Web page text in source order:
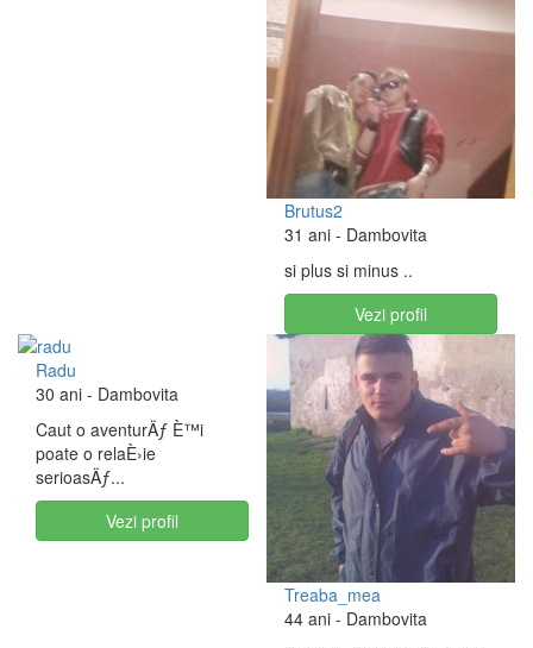
Brutus2
31 ani - Dambovita
si plus si minus ..
Vezi profil
Radu
30 ani - Dambovita
Caut o aventurÄƒ È™i
poate o relaÈ›ie
serioasÄƒ...
Vezi profil
Treaba_mea
44 ani - Dambovita